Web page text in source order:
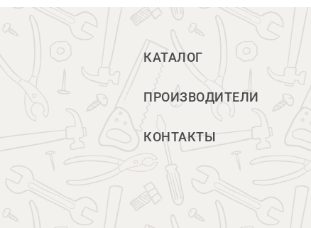
КАТАЛОГ
ПРОИЗВОДИТЕЛИ
КОНТАКТЫ